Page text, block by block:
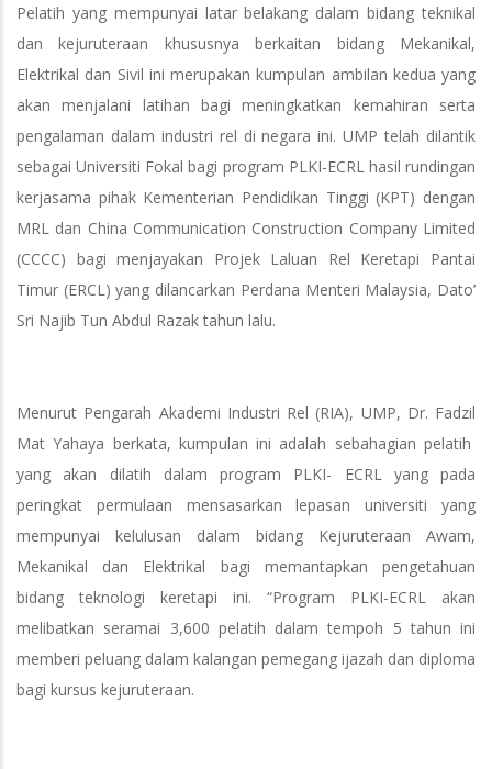
Pelatih yang mempunyai latar belakang dalam bidang teknikal
dan kejuruteraan khususnya berkaitan bidang Mekanikal,
Elektrikal dan Sivil ini merupakan kumpulan ambilan kedua yang
akan menjalani latihan bagi meningkatkan kemahiran serta
pengalaman dalam industri rel di negara ini. UMP telah dilantik
sebagai Universiti Fokal bagi program PLKI-ECRL hasil rundingan
kerjasama pihak Kementerian Pendidikan Tinggi (KPT) dengan
MRL dan China Communication Construction Company Limited
(CCCC) bagi menjayakan Projek Laluan Rel Keretapi Pantai
Timur (ERCL) yang dilancarkan Perdana Menteri Malaysia, Dato’
Sri Najib Tun Abdul Razak tahun lalu.
Menurut Pengarah Akademi Industri Rel (RIA), UMP, Dr. Fadzil
Mat Yahaya berkata, kumpulan ini adalah sebahagian pelatih
yang akan dilatih dalam program PLKI- ECRL yang pada
peringkat permulaan mensasarkan lepasan universiti yang
mempunyai kelulusan dalam bidang Kejuruteraan Awam,
Mekanikal dan Elektrikal bagi memantapkan pengetahuan
bidang teknologi keretapi ini. “Program PLKI-ECRL akan
melibatkan seramai 3,600 pelatih dalam tempoh 5 tahun ini
memberi peluang dalam kalangan pemegang ijazah dan diploma
bagi kursus kejuruteraan.